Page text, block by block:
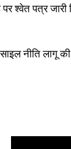
श्वेत पत्र जारी
नीति लागू